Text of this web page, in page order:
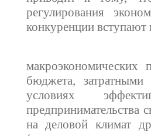
регулирования
конкуренции вступают
макроэкономических
бюджета,
условиях
предпринимательства
на деловой климат